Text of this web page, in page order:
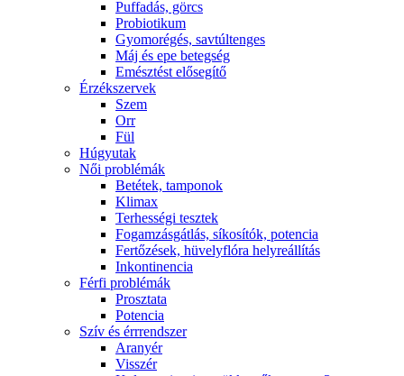
Puffadás, görcs
Probiotikum
Gyomorégés, savtúltenges
Máj és epe betegség
Emésztést elősegítő
Érzékszervek
Szem
Orr
Fül
Húgyutak
Női problémák
Betétek, tamponok
Klimax
Terhességi tesztek
Fogamzásgátlás, síkosítók, potencia
Fertőzések, hüvelyflóra helyreállítás
Inkontinencia
Férfi problémák
Prosztata
Potencia
Szív és érrrendszer
Aranyér
Visszér